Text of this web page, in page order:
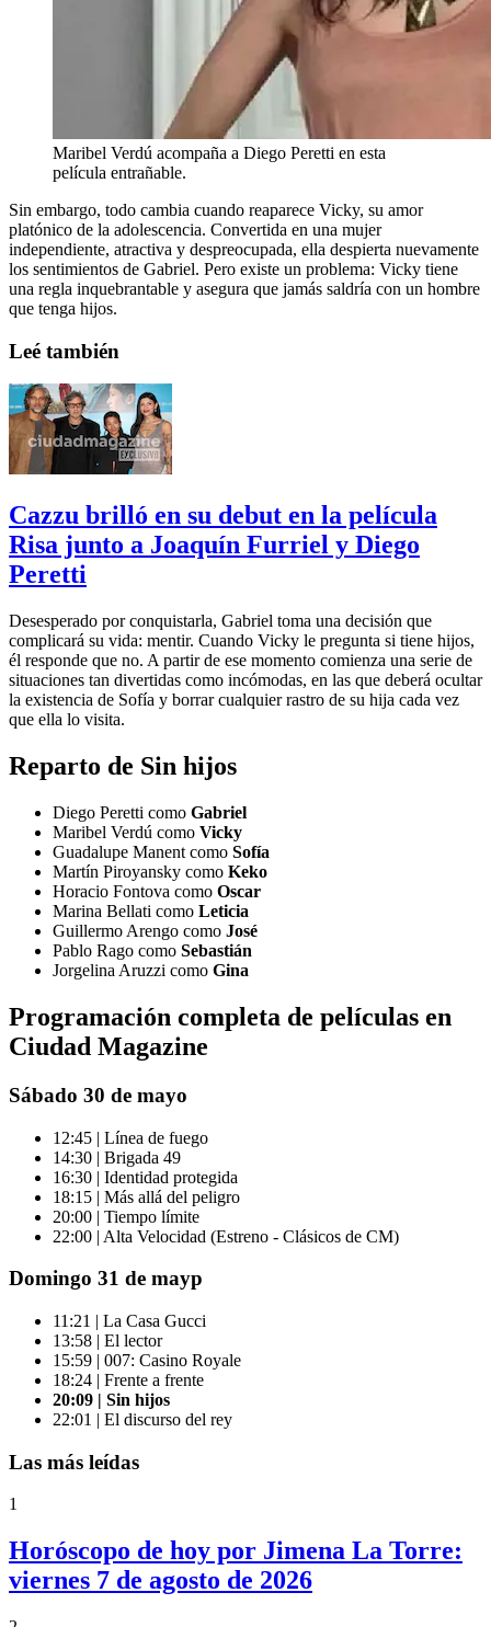
Maribel Verdú acompaña a Diego Peretti en esta
película entrañable.
Sin embargo, todo cambia cuando reaparece Vicky, su amor
platónico de la adolescencia. Convertida en una mujer
independiente, atractiva y despreocupada, ella despierta nuevamente
los sentimientos de Gabriel. Pero existe un problema: Vicky tiene
una regla inquebrantable y asegura que jamás saldría con un hombre
que tenga hijos.
Leé también
Cazzu brilló en su debut en la película
Risa junto a Joaquín Furriel y Diego
Peretti
Desesperado por conquistarla, Gabriel toma una decisión que
complicará su vida: mentir. Cuando Vicky le pregunta si tiene hijos,
él responde que no. A partir de ese momento comienza una serie de
situaciones tan divertidas como incómodas, en las que deberá ocultar
la existencia de Sofía y borrar cualquier rastro de su hija cada vez
que ella lo visita.
Reparto de Sin hijos
Diego Peretti como Gabriel
Maribel Verdú como Vicky
Guadalupe Manent como Sofía
Martín Piroyansky como Keko
Horacio Fontova como Oscar
Marina Bellati como Leticia
Guillermo Arengo como José
Pablo Rago como Sebastián
Jorgelina Aruzzi como Gina
Programación completa de películas en
Ciudad Magazine
Sábado 30 de mayo
12:45 | Línea de fuego
14:30 | Brigada 49
16:30 | Identidad protegida
18:15 | Más allá del peligro
20:00 | Tiempo límite
22:00 | Alta Velocidad (Estreno - Clásicos de CM)
Domingo 31 de mayp
11:21 | La Casa Gucci
13:58 | El lector
15:59 | 007: Casino Royale
18:24 | Frente a frente
20:09 | Sin hijos
22:01 | El discurso del rey
Las más leídas
1
Horóscopo de hoy por Jimena La Torre:
viernes 7 de agosto de 2026